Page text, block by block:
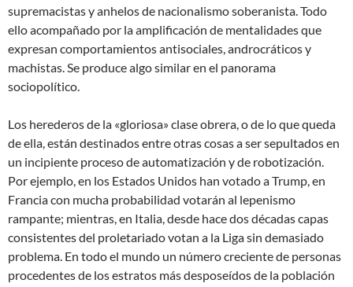
supremacistas y anhelos de nacionalismo soberanista. Todo
ello acompañado por la amplificación de mentalidades que
expresan comportamientos antisociales, androcráticos y
machistas. Se produce algo similar en el panorama
sociopolítico.
Los herederos de la «gloriosa» clase obrera, o de lo que queda
de ella, están destinados entre otras cosas a ser sepultados en
un incipiente proceso de automatización y de robotización.
Por ejemplo, en los Estados Unidos han votado a Trump, en
Francia con mucha probabilidad votarán al lepenismo
rampante; mientras, en Italia, desde hace dos décadas capas
consistentes del proletariado votan a la Liga sin demasiado
problema. En todo el mundo un número creciente de personas
procedentes de los estratos más desposeídos de la población